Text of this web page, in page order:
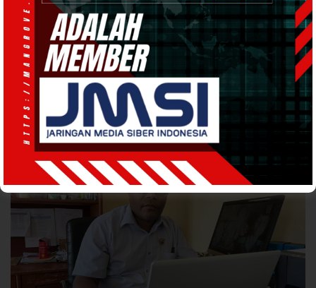
INFO TANAH PAPUA· 5 Mar 202509:43
Klasis GKI Teluk Bintuni Imbau
Jemaatnya Bersatu, Sukseskan Visi
dan Misi Kepala Daerah